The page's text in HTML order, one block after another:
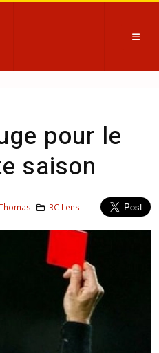
pour le
saison
RC Lens